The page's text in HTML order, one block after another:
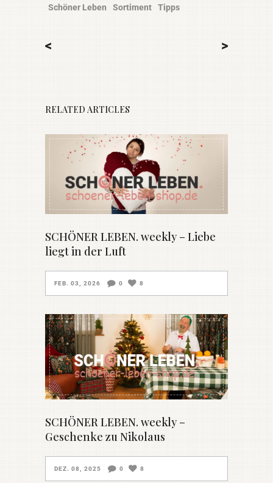
Schöner Leben
Sortiment Tipps
< >
RELATED ARTICLES
SCHÖNER LEBEN. weekly – Liebe
liegt in der Luft
FEB. 03, 2026 0 8
SCHÖNER LEBEN. weekly –
Geschenke zu Nikolaus
DEZ. 08, 2025 0 8